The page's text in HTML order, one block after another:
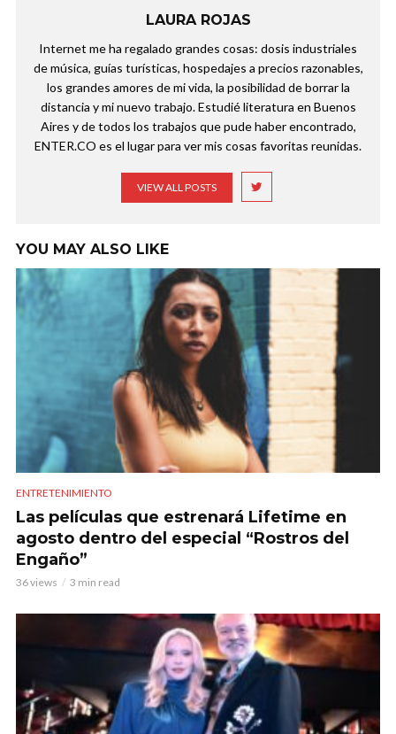
LAURA ROJAS
Internet me ha regalado grandes cosas: dosis industriales
de música, guías turísticas, hospedajes a precios razonables,
los grandes amores de mi vida, la posibilidad de borrar la
distancia y mi nuevo trabajo. Estudié literatura en Buenos
Aires y de todos los trabajos que pude haber encontrado,
ENTER.CO es el lugar para ver mis cosas favoritas reunidas.
VIEW ALL POSTS
YOU MAY ALSO LIKE
ENTRETENIMIENTO
Las películas que estrenará Lifetime en
agosto dentro del especial “Rostros del
Engaño”
36 views 3 min read